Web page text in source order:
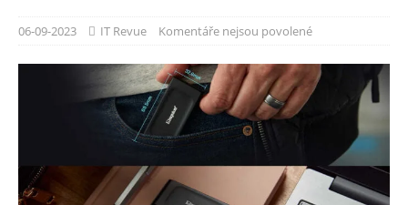
06-09-2023 IT Revue Komentáře nejsou povolené